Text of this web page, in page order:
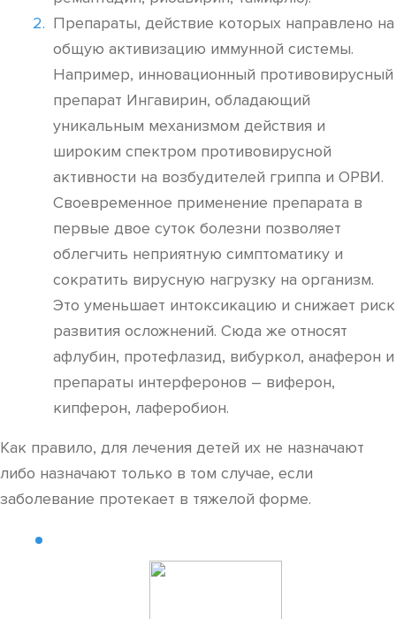
Препараты, действие которых направлено на
общую активизацию иммунной системы.
Например, инновационный противовирусный
препарат Ингавирин, обладающий
уникальным механизмом действия и
широким спектром противовирусной
активности на возбудителей гриппа и ОРВИ.
Своевременное применение препарата в
первые двое суток болезни позволяет
облегчить неприятную симптоматику и
сократить вирусную нагрузку на организм.
Это уменьшает интоксикацию и снижает риск
развития осложнений. Сюда же относят
афлубин, протефлазид, вибуркол, анаферон и
препараты интерферонов – виферон,
кипферон, лаферобион.
Как правило, для лечения детей их не назначают
либо назначают только в том случае, если
заболевание протекает в тяжелой форме.